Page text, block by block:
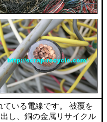
ている電線です。 被覆を
し、銅の金属リサイクル